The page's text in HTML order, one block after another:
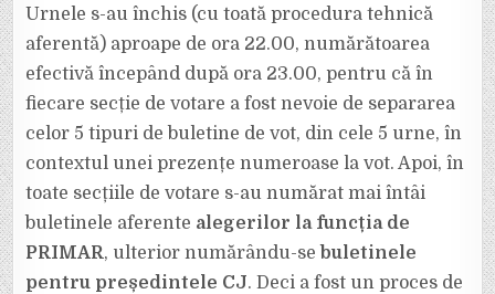
Urnele s-au închis (cu toată procedura tehnică
aferentă) aproape de ora 22.00, numărătoarea
efectivă începând după ora 23.00, pentru că în
fiecare secție de votare a fost nevoie de separarea
celor 5 tipuri de buletine de vot, din cele 5 urne, în
contextul unei prezențe numeroase la vot. Apoi, în
toate secțiile de votare s-au numărat mai întâi
buletinele aferente alegerilor la funcția de
PRIMAR, ulterior numărându-sebuletinele
pentru președintele CJ. Deci a fost un proces de